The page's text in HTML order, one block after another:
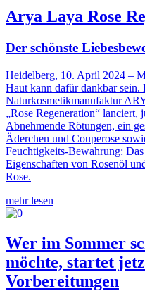
Arya Laya Rose
Der schönste
Heidelberg, 10. April 2024 –
Haut kann dafür dankbar
Naturkosmetikmanufaktur
„Rose Regeneration“ lanciert,
Abnehmende Rötungen, ein
Äderchen und Couperose
Feuchtigkeits-Bewahrung:
Eigenschaften von Rosenöl
Rose.
mehr lesen
Wer im Sommer
möchte, startet
Vorbereitungen